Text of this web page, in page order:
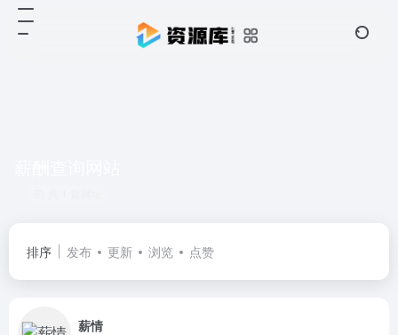
排序 发布 更新 浏览 点赞
薪情